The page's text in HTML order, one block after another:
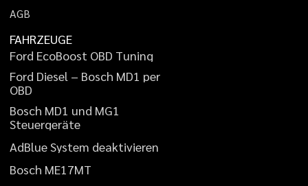
AGB
FAHRZEUGE
Ford EcoBoost OBD Tuning
Ford Diesel – Bosch MD1 per
OBD
Bosch MD1 und MG1
Steuergeräte
AdBlueSystem deaktivieren
Bosch ME17MT